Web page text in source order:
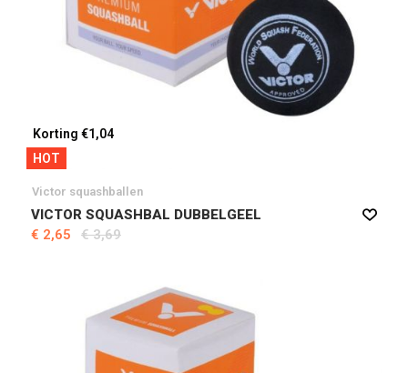
Korting €1,04
HOT
Victor squashballen
VICTOR SQUASHBAL DUBBELGEEL
€ 2,65
€ 3,69